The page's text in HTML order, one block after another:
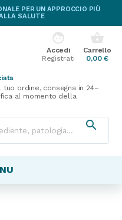
PER UN APPROCCIO PIÙ
SALUTE
shopping_basket
Carrello
0,00 €
face
Accedi
Registrati
ordine, consegna in 24–
al momento della
